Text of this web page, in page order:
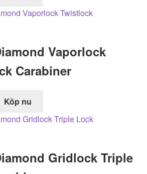
Vaporlock
Carabiner
Köp nu
Gridlock Triple